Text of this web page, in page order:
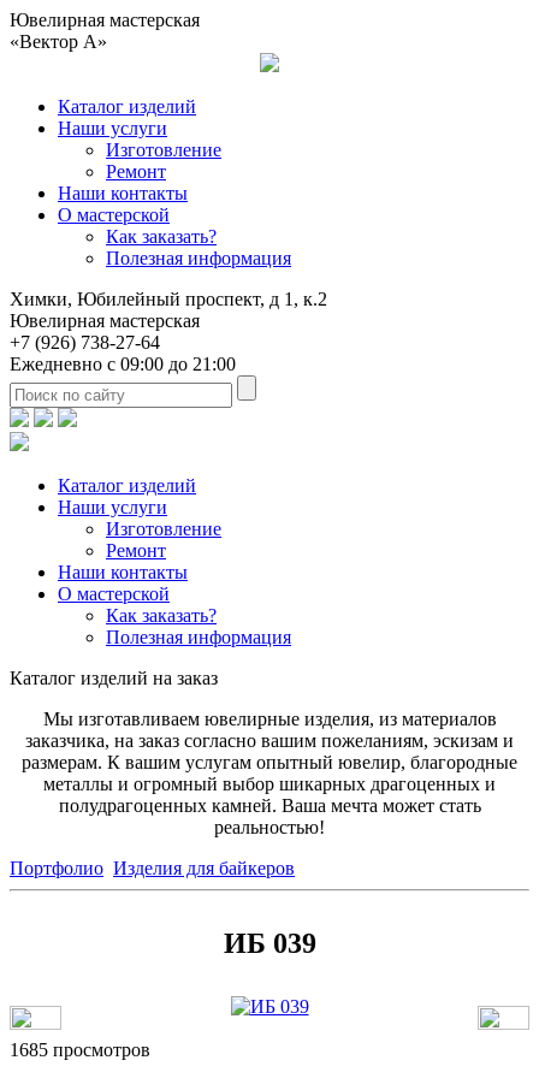
Ювелирная мастерская
«Вектор А»
Каталог изделий
Наши услуги
Изготовление
Ремонт
Наши контакты
О мастерской
Как заказать?
Полезная информация
Химки, Юбилейный проспект, д 1, к.2
Ювелирная мастерская
+7 (926) 738-27-64
Ежедневно с 09:00 до 21:00
Каталог изделий
Наши услуги
Изготовление
Ремонт
Наши контакты
О мастерской
Как заказать?
Полезная информация
Каталог изделий на заказ
Мы изготавливаем ювелирные изделия, из материалов
заказчика, на заказ согласно вашим пожеланиям, эскизам и
размерам. К вашим услугам опытный ювелир, благородные
металлы и огромный выбор шикарных драгоценных и
полудрагоценных камней. Ваша мечта может стать
реальностью!
Портфолио Изделия для байкеров
ИБ 039
1685 просмотров